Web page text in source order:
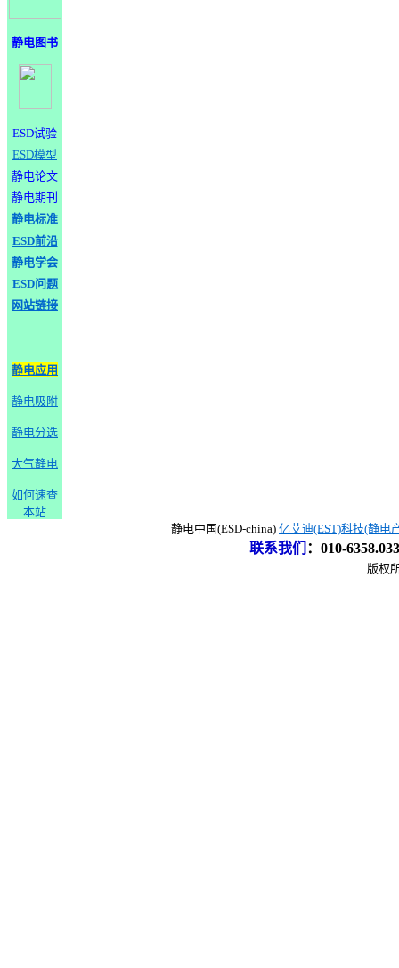
静电图书
ESD试验
ESD模型
静电论文
静电期刊
静电标准
ESD前沿
静电学会
ESD问题
网站链接
静电应用
静电吸附
静电分选
大气静电
如何速查
本站
静电中国(ESD-china) 亿艾迪(EST)科技(静电
联系我们 ： 010-
版权